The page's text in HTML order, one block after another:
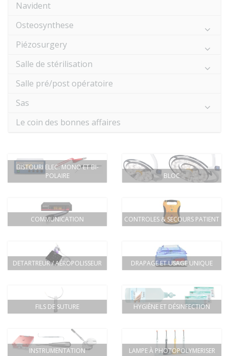
Navident
Osteosynthese
Piézosurgery
Salle de stérilisation
Salle pré/post opératoire
Sas
Le coin des bonnes affaires
BISTOURI ELEC. MONO ET BI-
POLAIRE
BLOC
COMMUNICATION CONTROLES & SECOURS PATIENT
DETARTREUR / AÉROPOLISSEUR DRAPAGE ET USAGE UNIQUE
FILS DE SUTURE HYGIÈNE ET DÉSINFECTION
INSTRUMENTATION LAMPE À PHOTOPOLYMERISER